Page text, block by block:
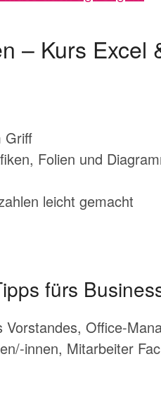
– Kurs Excel
Griff
Folien und
leicht gemacht
fürs
Office-
innen, Mitarbeiter